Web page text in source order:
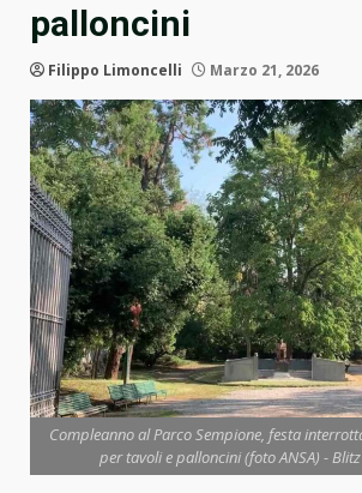
palloncini
Filippo Limoncelli Marzo 21, 2026
Compleanno al Parco Sempione, festa
per tavoli e palloncini (foto ANSA) -